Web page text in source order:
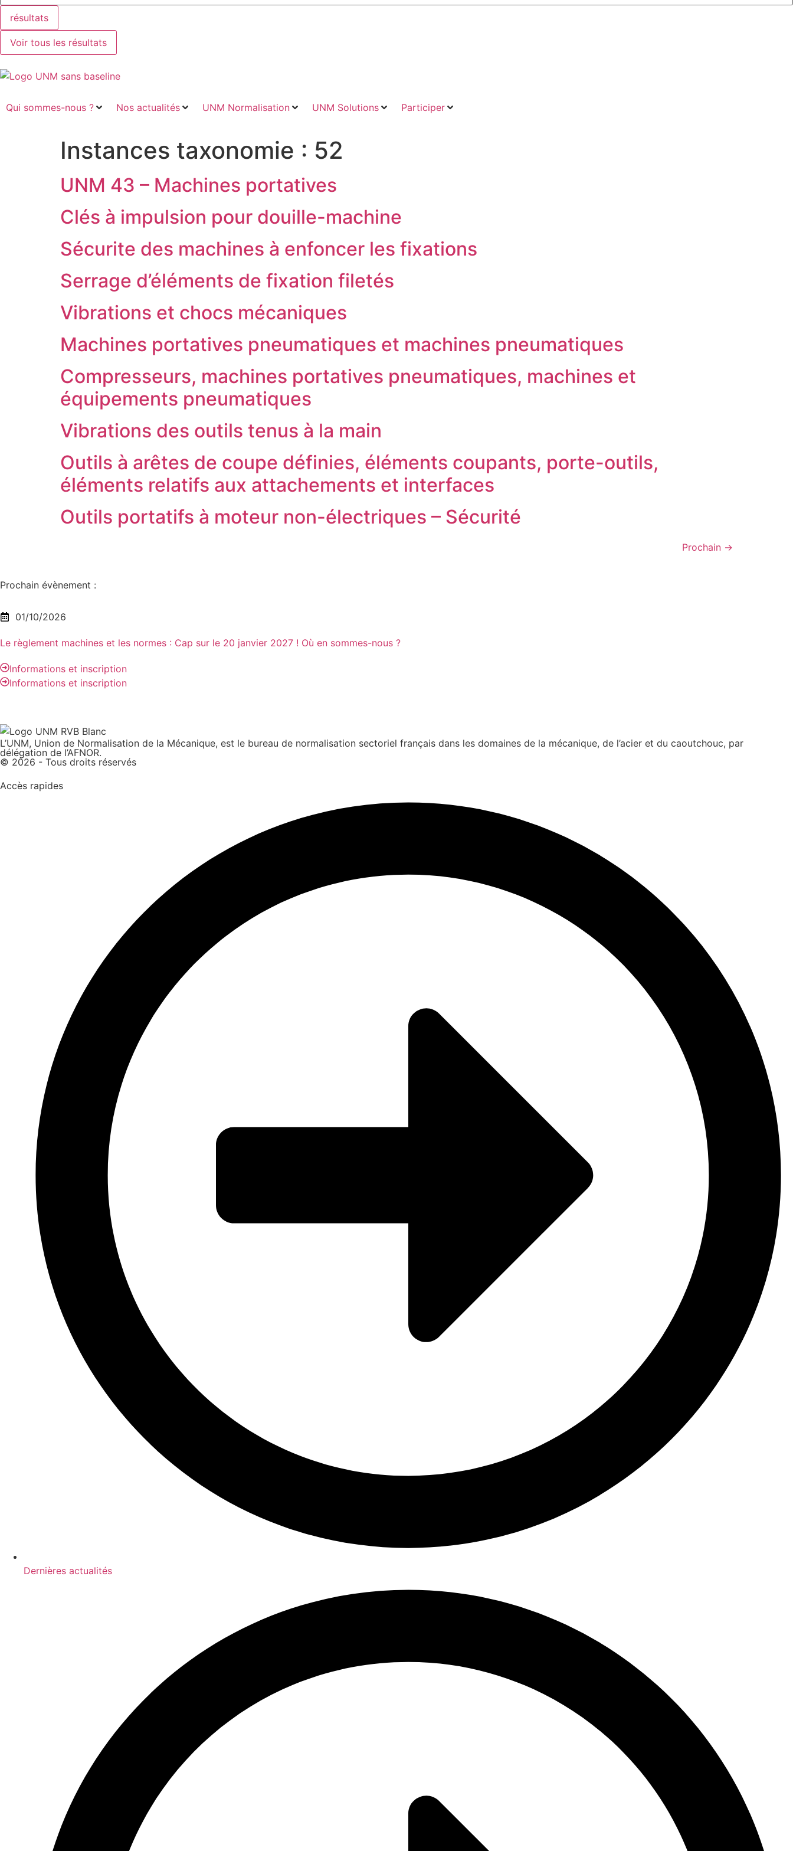
résultats
Voir tous les résultats
Qui sommes-nous ? Nos actualités UNM Normalisation UNM Solutions Participer
Instances taxonomie : 52
UNM 43 – Machines portatives
Clés à impulsion pour douille-machine
Sécurite des machines à enfoncer les fixations
Serrage d’éléments de fixation filetés
Vibrations et chocs mécaniques
Machines portatives pneumatiques et machines pneumatiques
Compresseurs, machines portatives pneumatiques, machines et
équipements pneumatiques
Vibrations des outils tenus à la main
Outils à arêtes de coupe définies, éléments coupants, porte-outils,
éléments relatifs aux attachements et interfaces
Outils portatifs à moteur non-électriques – Sécurité
Prochain →
Prochain évènement :
01/10/2026
Le règlement machines et les normes : Cap sur le 20 janvier 2027 ! Où en sommes-nous ?
Informations et inscription
Informations et inscription
L’UNM, Union de Normalisation de la Mécanique, est le bureau de normalisation sectoriel français dans les domaines de la mécanique, de l’acier et du caoutchouc, par
délégation de l’AFNOR.
© 2026 - Tous droits réservés
Accès rapides
Dernières actualités